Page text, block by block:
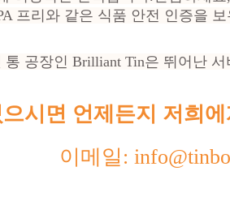
프리와 같은 식품 안전 인증을
통 공장인 Brilliant Tin은 뛰어난
시면 언제든지 저희
이메일: